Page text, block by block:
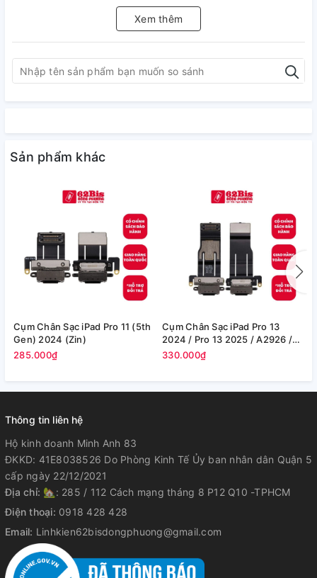
Xem thêm
Sản phẩm khác
Cụm Chân Sạc iPad Pro 11 (5th
Gen) 2024 (Zin)
285.000₫
Cụm Chân Sạc iPad Pro 13
2024 / Pro 13 2025 / A2926 /
A2925 (Zin)
330.000₫
Thông tin liên hệ
Hộ kinh doanh Minh Anh 83
ĐKKD: 41E8038526 Do Phòng Kinh Tế Ủy ban nhân dân Quận 5
cấp ngày 22/12/2021
Địa chỉ: 🏡: 285 / 112 Cách mạng tháng 8 P12 Q10 -TPHCM
Điện thoại: 0918 428 428
Email: Linhkien62bisdongphuong@gmail.com